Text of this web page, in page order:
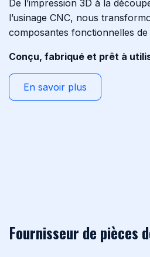
De l’impression 3D à la
l’usinage CNC, nous
composantes fonctionnelles de
Conçu, fabriqué et prêt à
En savoir plus
Fournisseur de pièces